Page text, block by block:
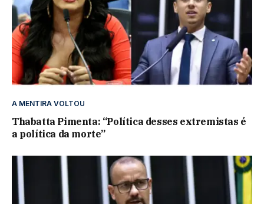
A MENTIRA VOLTOU
Thabatta Pimenta: “Política desses extremistas é
a política da morte”